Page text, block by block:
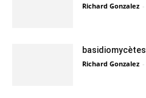
Richard Gonzalez -
basidiomycètes
Richard Gonzalez -